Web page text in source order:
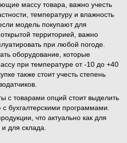
массу товара, важно учесть
температуру и влажность
модель покупают для
территорией, важно
при любой погоде.
оборудование, которые
при температуре от -10 до +40
также стоит учесть степень
с товарами опций стоит выделить
бухгалтерскими программами.
что актуально как для
и для склада.